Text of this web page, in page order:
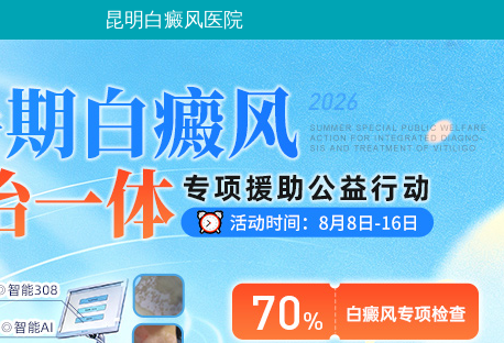
昆明白癜风医院